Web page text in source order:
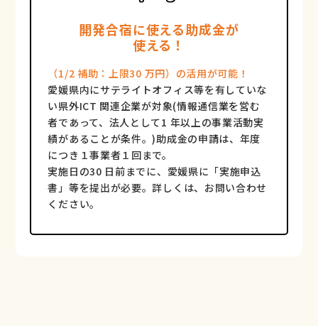
開発合宿に使える助成⾦が
使える！
（1/2 補助：上限30 万円）の活⽤が可能！
愛媛県内にサテライトオフィス等を有していな
い県外ICT 関連企業が対象(情報通信業を営む
者であって、法⼈として1 年以上の事業活動実
績があることが条件。)助成⾦の申請は、年度
につき１事業者１回まで。
実施⽇の30 ⽇前までに、愛媛県に「実施申込
書」等を提出が必要。詳しくは、お問い合わせ
ください。